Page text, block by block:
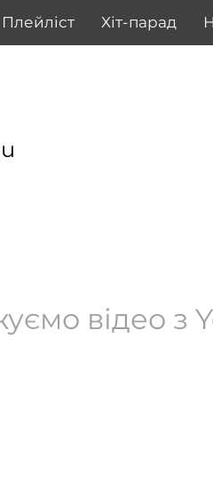
Плейліст Хіт-парад
відео з